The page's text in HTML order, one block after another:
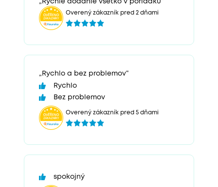
„Rýchle dodanie všetko v poriadku“
Overený zákazník pred 2 dňami
„Rychlo a bez problemov“
Rychlo
Bez problemov
Overený zákazník pred 5 dňami
spokojný